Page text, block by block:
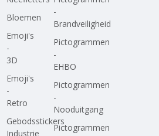
Bloemen
Emoji's
-
3D
Emoji's
-
Retro
Gebodsstickers
Industrie
-
Brandveiligheid
Pictogrammen
-
EHBO
Pictogrammen
-
Nooduitgang
Pictogrammen